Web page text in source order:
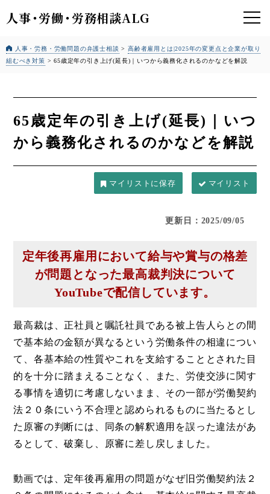
人事・労働・労務相談ALG
人事・労務・労働問題の弁護士相談 >高齢者雇用とは|2025年の変更点と企業が取り
組むべき対策 >65歳定年の引き上げ(延長)｜いつから義務化されるのかなどを解説
65歳定年の引き上げ(延長)｜いつ
から義務化されるのかなどを解説
マイリスト
更新日：2025/09/05
定年後再雇用において給与や賞与の格差
が問題となった最高裁判決について
YouTubeで配信しています。
最高裁は、正社員と嘱託社員である被上告人らとの間
で基本給の金額が異なるという労働条件の相違につい
て、各基本給の性質やこれを支給することとされた目
的を十分に踏まえることなく、また、労使交渉に関す
る事情を適切に考慮しないまま、その一部が労働契約
法２０条にいう不合理と認められるものに当たるとし
た原審の判断には、同条の解釈適用を誤った違法があ
るとして、破棄し、原審に差し戻しました。
動画では、定年後再雇用の問題がなぜ旧労働契約法２